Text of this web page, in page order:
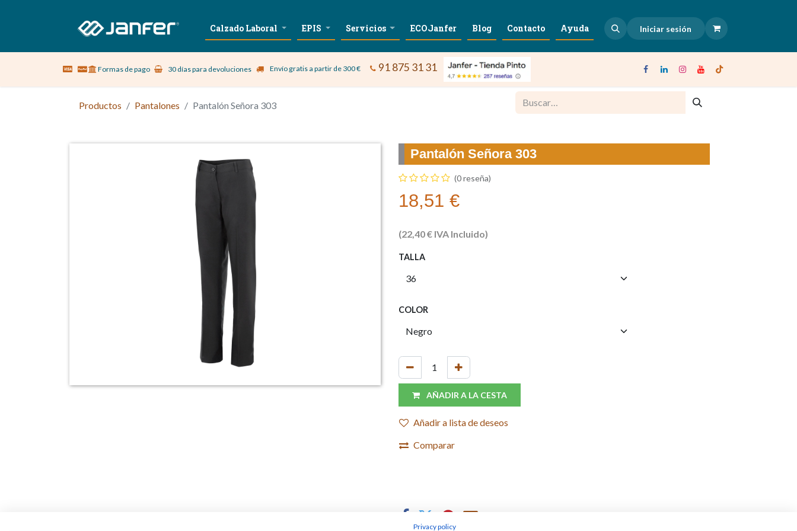
Sobre nosotros Vestuario Laboral Calzado Laboral EPIS Servicios ECOJanfer Blog Contacto Ayuda Iniciar sesión
Formas de pago 30 días para devoluciones Envío gratis a partir de 300 € 91 875 31 31
Productos Pantalones Pantalón Señora 303
Pantalón Señora 303
(0 reseña)
18,51 €
(22,40€ IVA Incluido)
TALLA
COLOR
AÑADIR A LA CESTA
Añadir a lista de deseos
Comparar
Privacy policy